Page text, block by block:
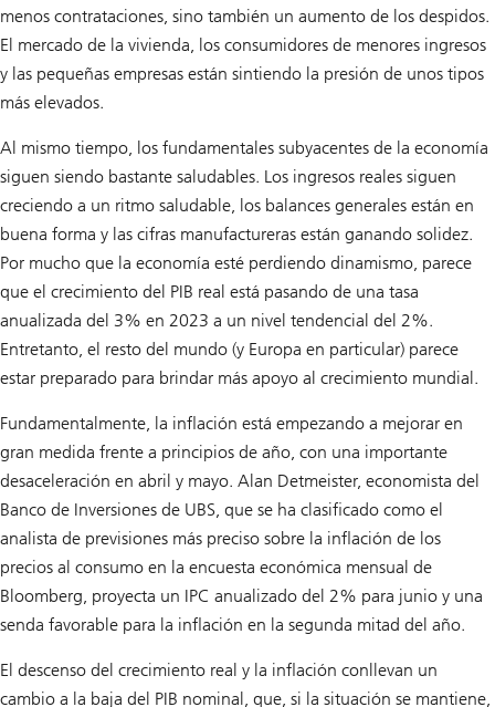
menos contrataciones, sino también un aumento de los despidos.
El mercado de la vivienda, los consumidores de menores ingresos
y las pequeñas empresas están sintiendo la presión de unos tipos
más elevados.
Al mismo tiempo, los fundamentales subyacentes de la economía
siguen siendo bastante saludables. Los ingresos reales siguen
creciendo a un ritmo saludable, los balances generales están en
buena forma y las cifras manufactureras están ganando solidez.
Por mucho que la economía esté perdiendo dinamismo, parece
que el crecimiento del PIB real está pasando de una tasa
anualizada del 3% en 2023 a un nivel tendencial del 2%.
Entretanto, el resto del mundo (y Europa en particular) parece
estar preparado para brindar más apoyo al crecimiento mundial.
Fundamentalmente, la inflación está empezando a mejorar en
gran medida frente a principios de año, con una importante
desaceleración en abril y mayo. Alan Detmeister, economista del
Banco de Inversiones de UBS, que se ha clasificado como el
analista de previsiones más preciso sobre la inflación de los
precios al consumo en la encuesta económica mensual de
Bloomberg, proyecta un IPC anualizado del 2% para junio y una
senda favorable para la inflación en la segunda mitad del año.
El descenso del crecimiento real y la inflación conllevan un
cambio a la baja del PIB nominal, que, si la situación se mantiene,